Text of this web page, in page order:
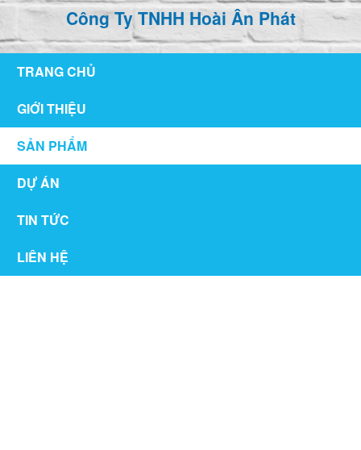
Công Ty TNHH Hoài Ân Phát
TRANG CHỦ
GIỚI THIỆU
SẢN PHẨM
DỰ ÁN
TIN TỨC
LIÊN HỆ